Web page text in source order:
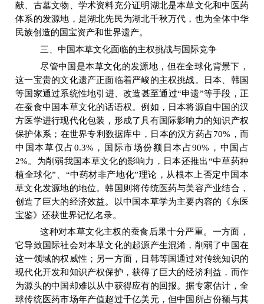
献、古墓文物、学术资料充分证明湖北是本草文化和中医药
体系的发源地，是湖北先民为湖北千秋万代，也为全体中华
民族创造的国宝资产和世界遗产。
三、中国本草文化面临的主权挑战与国际竞争
尽管中国是本草文化的发源地，但在全球化背景下，
这一宝贵的文化遗产正面临着严峻的主权挑战。日本、韩国
等国家通过系统性地引进、改造甚至通过“申遗”等手段，正
在蚕食中国本草文化的话语权。例如，日本将源自中国的汉
方医学进行现代化包装，形成了具有国际影响力的知识产权
保护体系；在世界专利数据库中，日本的汉方药占70% ，而
中国本草仅占0.3% ，国际市场份额日本占90% ，中国占
2%。为削弱我国本草文化的影响力，日本还推出“中草药种
植全球化” “中药材非产地化”理论，从根本上否定中国本
草文化发源地的地位。韩国则将传统医药与美容产业结合，
创造了巨大的经济效益。以中国本草学为主要内容的《东医
宝鉴》还获世界记忆名录。
这种对本草文化主权的蚕食后果十分严重。一方面，
它导致国际社会对本草文化的起源产生混淆，削弱了中国在
这一领域的权威性；另一方面，日韩等国通过对传统知识的
现代化开发和知识产权保护，获得了巨大的经济利益，而作
为源头的中国却难以从中获得应有的回报。据专家估计，全
球传统医药市场年产值超过千亿美元，但中国所占份额与其